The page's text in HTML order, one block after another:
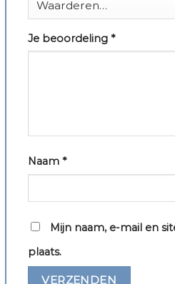
Je beoordeling *
Naam *
Mijn naam, e-mail en
plaats.